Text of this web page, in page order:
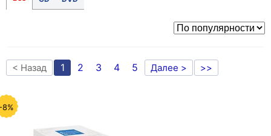
< Назад 1 2 3 4 5 Далее > >>
8%